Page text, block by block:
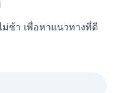
ช้า เพื่อหาแนวทางที่ดี